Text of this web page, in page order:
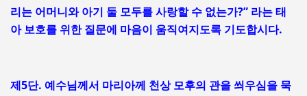
리는 어머니와 아기 둘 모두를 사랑할 수 없는가?” 라는 태
아 보호를 위한 질문에 마음이 움직여지도록 기도합시다.
제5단. 예수님께서 마리아께 천상 모후의 관을 씌우심을 묵